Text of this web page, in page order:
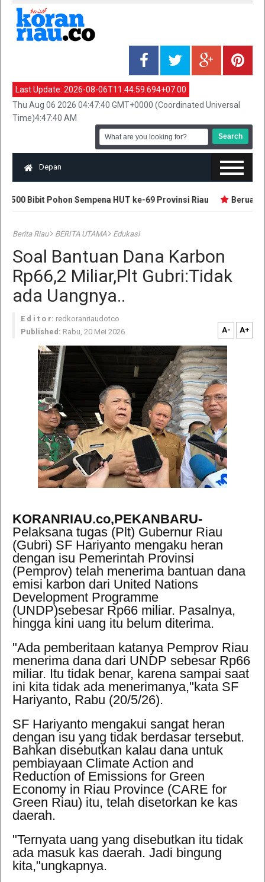
Last Update: 2026-08-06T11:44:59.694+07:00
Thu Aug 06 2026 04:47:40 GMT+0000 (Coordinated Universal
Time)4:47:40 AM
Depan
Bibit Pohon Sempena HUT ke-69 Provinsi Riau Beruang
Berita Riau BERITA UTAMA Edukasi
Soal Bantuan Dana Karbon
Rp66,2 Miliar,Plt Gubri:Tidak
ada Uangnya..
E d i t o r: redkoranriaudotco
Published: Rabu, 20 Mei 2026 A- A+
KORANRIAU.co,PEKANBARU-
Pelaksana tugas (Plt) Gubernur Riau
(Gubri) SF Hariyanto mengaku heran
dengan isu Pemerintah Provinsi
(Pemprov) telah menerima bantuan dana
emisi karbon dari United Nations
Development Programme
(UNDP)sebesar Rp66 miliar. Pasalnya,
hingga kini uang itu belum diterima.
"Ada pemberitaan katanya Pemprov Riau
menerima dana dari UNDP sebesar Rp66
miliar. Itu tidak benar, karena sampai saat
ini kita tidak ada menerimanya,"kata SF
Hariyanto, Rabu (20/5/26).
SF Hariyanto mengakui sangat heran
dengan isu yang tidak berdasar tersebut.
Bahkan disebutkan kalau dana untuk
pembiayaan Climate Action and
Reduction of Emissions for Green
Economy in Riau Province (CARE for
Green Riau) itu, telah disetorkan ke kas
daerah.
"Ternyata uang yang disebutkan itu tidak
ada masuk kas daerah. Jadi bingung
kita,"ungkapnya.